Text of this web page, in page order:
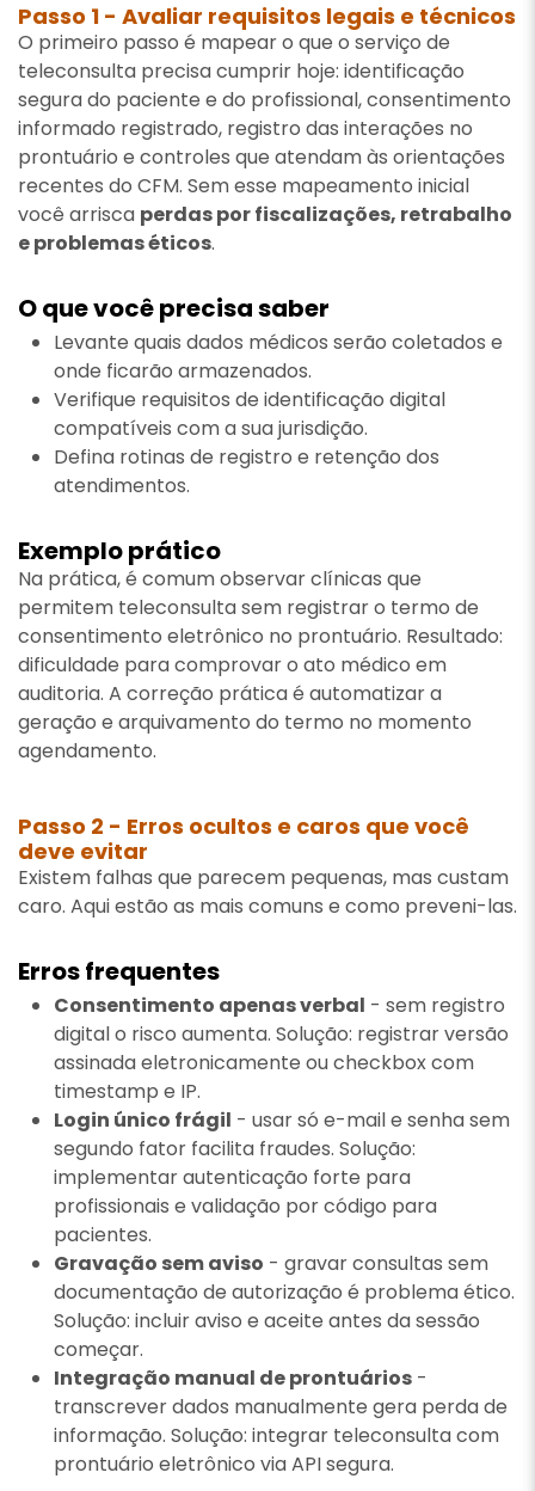
Passo 1 - Avaliar requisitos legais e técnicos
O primeiro passo é mapear o que o serviço de
teleconsulta precisa cumprir hoje: identificação
segura do paciente e do profissional, consentimento
informado registrado, registro das interações no
prontuário e controles que atendam às orientações
recentes do CFM. Sem esse mapeamento inicial
você arrisca perdas por fiscalizações, retrabalho
e problemas éticos.
O que você precisa saber
Levante quais dados médicos serão coletados e
onde ficarão armazenados.
Verifique requisitos de identificação digital
compatíveis com a sua jurisdição.
Defina rotinas de registro e retenção dos
atendimentos.
Exemplo prático
Na prática, é comum observar clínicas que
permitem teleconsulta sem registrar o termo de
consentimento eletrônico no prontuário. Resultado:
dificuldade para comprovar o ato médico em
auditoria. A correção prática é automatizar a
geração e arquivamento do termo no momento
agendamento.
Passo 2 - Erros ocultos e caros que você
deve evitar
Existem falhas que parecem pequenas, mas custam
caro. Aqui estão as mais comuns e como preveni-las.
Erros frequentes
Consentimento apenas verbal - sem registro
digital o risco aumenta. Solução: registrar versão
assinada eletronicamente ou checkbox com
timestamp e IP.
Login único frágil - usar só e-mail e senha sem
segundo fator facilita fraudes. Solução:
implementar autenticação forte para
profissionais e validação por código para
pacientes.
Gravação sem aviso - gravar consultas sem
documentação de autorização é problema ético.
Solução: incluir aviso e aceite antes da sessão
começar.
Integração manual de prontuários -
transcrever dados manualmente gera perda de
informação. Solução: integrar teleconsulta com
prontuário eletrônico via API segura.